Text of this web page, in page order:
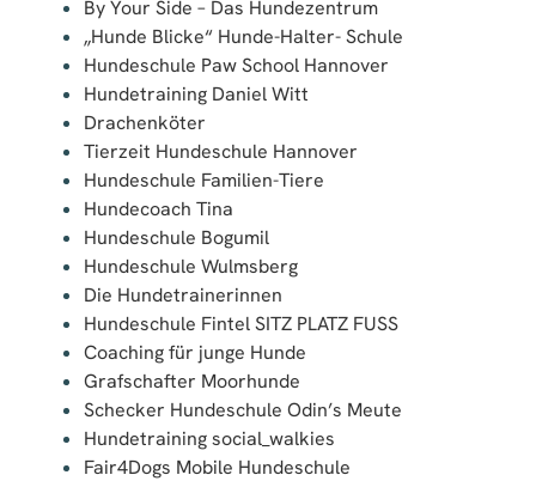
By Your Side – Das Hundezentrum
„Hunde Blicke“ Hunde-Halter- Schule
Hundeschule Paw School Hannover
Hundetraining Daniel Witt
Drachenköter
Tierzeit Hundeschule Hannover
Hundeschule Familien-Tiere
Hundecoach Tina
Hundeschule Bogumil
Hundeschule Wulmsberg
Die Hundetrainerinnen
Hundeschule Fintel SITZ PLATZ FUSS
Coaching für junge Hunde
Grafschafter Moorhunde
Schecker Hundeschule Odin’s Meute
Hundetraining social_walkies
Fair4Dogs Mobile Hundeschule